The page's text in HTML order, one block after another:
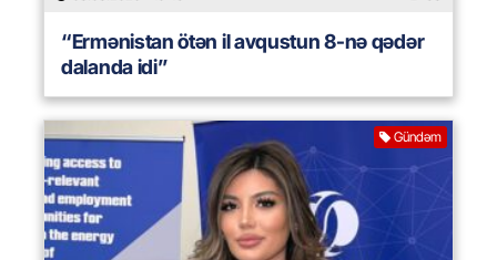
“Ermənistan ötən il avqustun 8-nə qədər
dalanda idi”
Gündəm